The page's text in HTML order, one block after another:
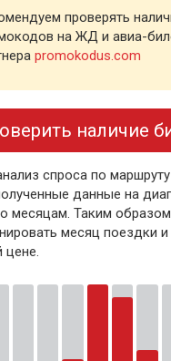
проверять
на ЖД и авиа-
promokodus.com
наличие
спроса по
данные на
месяцам. Таким
месяц поездки и
цене.